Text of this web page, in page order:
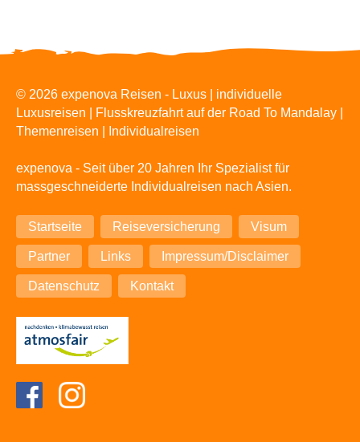
© 2026 expenova Reisen - Luxus | individuelle
Luxusreisen | Flusskreuzfahrt auf der Road To Mandalay |
Themenreisen | Individualreisen
expenova - Seit über 20 Jahren Ihr Spezialist für
massgeschneiderte Individualreisen nach Asien.
Navigation
überspringen
Startseite Reiseversicherung Visum
Partner Links Impressum/Disclaimer
Datenschutz Kontakt